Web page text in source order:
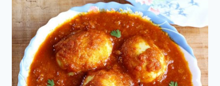
Rellenos
y
Fritos